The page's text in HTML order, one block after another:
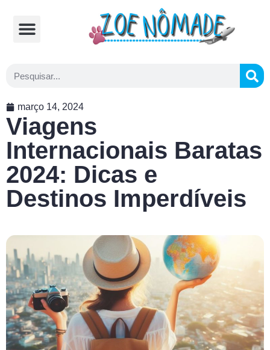
março 14, 2024
Viagens
Internacionais Baratas
2024: Dicas e
Destinos Imperdíveis